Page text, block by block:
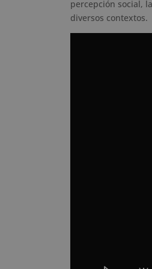
percepción social,
diversos contextos.